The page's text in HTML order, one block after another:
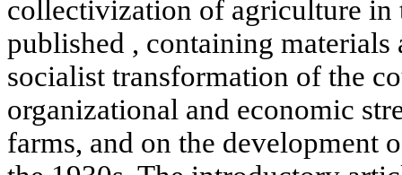
collectivization of agriculture in
published , containing materials
socialist transformation of the
organizational and economic
farms, and on the development